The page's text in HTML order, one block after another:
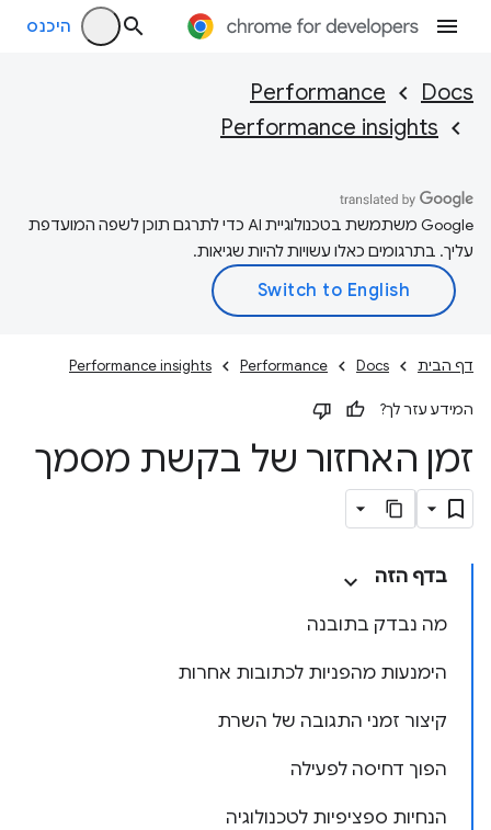
היכנס
Docs
Performance
Performance insights
‫Google משתמשת בטכנולוגיית AI כדי לתרגם תוכן לשפה המועדפת
עליך. בתרגומים כאלו עשויות להיות שגיאות.
דף הבית Docs
Performance
Performance insights
המידע עזר לך?
זמן האחזור של בקשת מסמך
בדף הזה
מה נבדק בתובנה
הימנעות מהפניות לכתובות אחרות
קיצור זמני התגובה של השרת
הפוך דחיסה לפעילה
הנחיות ספציפיות לטכנולוגיה